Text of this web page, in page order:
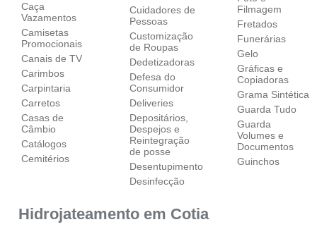
Caça
Vazamentos
Camisetas
Promocionais
Canais de TV
Carimbos
Carpintaria
Carretos
Casas de
Câmbio
Catálogos
Cemitérios
Cuidadores de
Pessoas
Customização
de Roupas
Dedetizadoras
Defesa do
Consumidor
Deliveries
Depositários,
Despejos e
Reintegração
de posse
Desentupimento
Desinfecção
Filmagem
Fretados
Funerárias
Gelo
Gráficas e
Copiadoras
Grama Sintética
Guarda Tudo
Guarda
Volumes e
Documentos
Guinchos
Hidrojateamento em Cotia